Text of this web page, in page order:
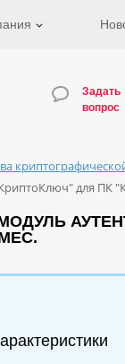
Задать
вопрос
для ПК